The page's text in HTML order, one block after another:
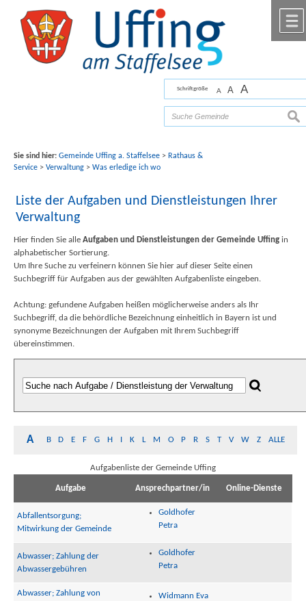
Schriftgröße A A A
Bilder mit freundlicher Unterstützung von FotografFlorian Werner
Sie sind hier: Gemeinde Uffing a. Staffelsee> Rathaus &
Service> Verwaltung> Was erledige ich wo
Liste der Aufgaben und Dienstleistungen Ihrer
Verwaltung
Hier finden Sie alle Aufgaben und Dienstleistungen der Gemeinde Uffingin
alphabetischer Sortierung.
Um Ihre Suche zu verfeinern können Sie hier auf dieser Seite einen
Suchbegriff für Aufgaben aus der gewählten Aufgabenliste eingeben.
Achtung: gefundene Aufgaben heißen möglicherweise anders als Ihr
Suchbegriff, da die behördliche Bezeichnung einheitlich in Bayern ist und
synonyme Bezeichnungen der Aufgaben mit Ihrem Suchbegriff
übereinstimmen.
A B D E F G H I K L M O P R S T V W Z ALLE
Aufgabenliste der Gemeinde Uffing
Aufgabe Ansprechpartner/in Online-Dienste
Abfallentsorgung;
Mitwirkung der Gemeinde
Goldhofer
Petra
Abwasser; Zahlung der
Abwassergebühren
Goldhofer
Petra
Abwasser; Zahlung von
Widmann Eva